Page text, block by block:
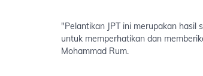
"Pelantikan JPT ini merupakan hasil
untuk memperhatikan dan
Mohammad Rum.